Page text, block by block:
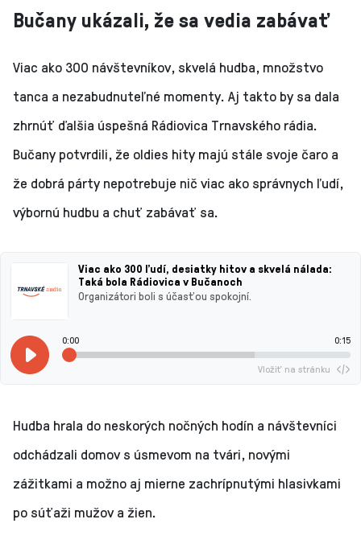
Bučany ukázali, že sa vedia zabávať
Viac ako 300 návštevníkov, skvelá hudba, množstvo
tanca a nezabudnuteľné momenty. Aj takto by sa dala
zhrnúť ďalšia úspešná Rádiovica Trnavského rádia.
Bučany potvrdili, že oldies hity majú stále svoje čaro a
že dobrá párty nepotrebuje nič viac ako správnych ľudí,
výbornú hudbu a chuť zabávať sa.
Viac ako 300 ľudí, desiatky hitov a skvelá nálada:
Taká bola Rádiovica v Bučanoch
Organizátori boli s účasťou spokojní.
0:00 0:15
Vložiť na stránku
Hudba hrala do neskorých nočných hodín a návštevníci
odchádzali domov s úsmevom na tvári, novými
zážitkami a možno aj mierne zachrípnutými hlasivkami
po súťaži mužov a žien.